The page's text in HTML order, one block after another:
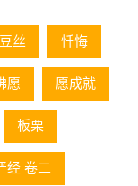
丝 忏悔
愿 愿成就
板栗
经 卷二